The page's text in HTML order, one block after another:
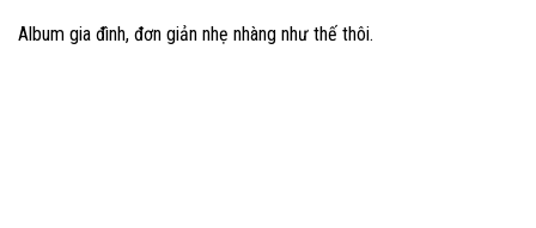
Album gia đình, đơn giản nhẹ nhàng như thế thôi.